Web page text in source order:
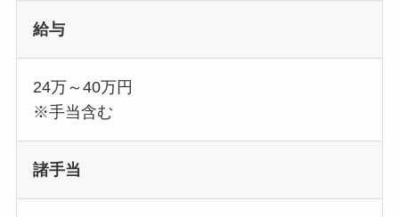
給与
24万～40万円
※手当含む
諸手当